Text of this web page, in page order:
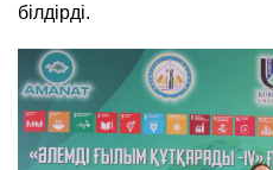
білдірді.